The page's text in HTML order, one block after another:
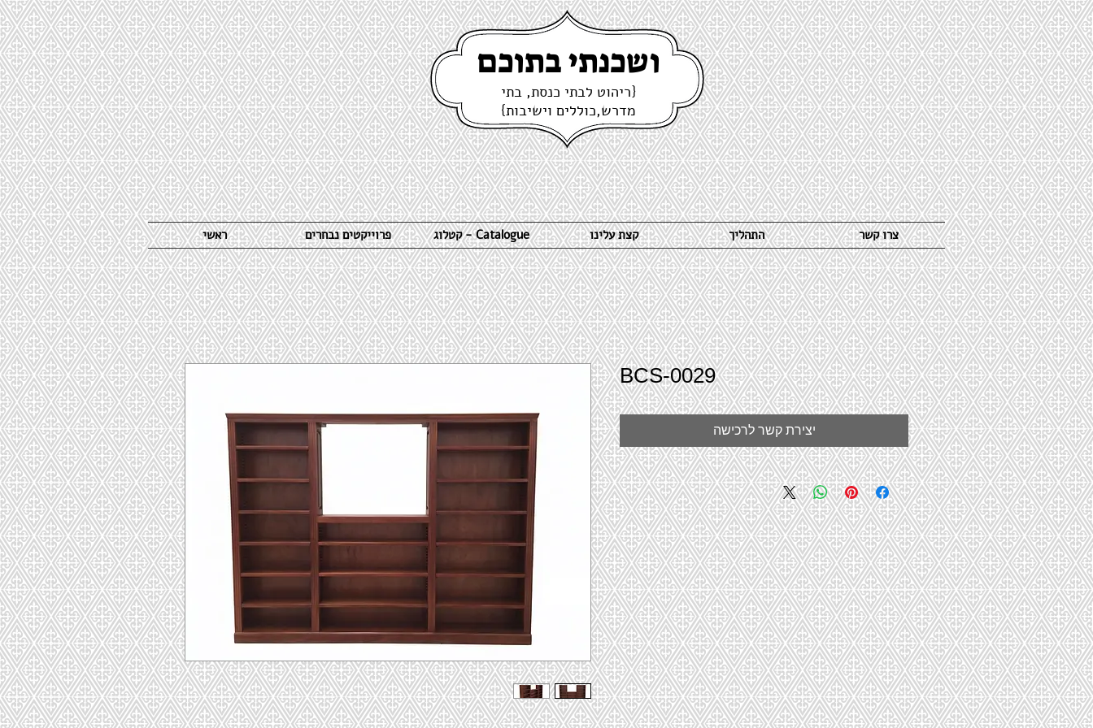
ושכנתי בתוכם
{ריהוט לבתי כנסת, בתי
מדרש,כוללים וישיבות}
ראשי פרוייקטים נבחרים קטלוג - Catalogue קצת עלינו התהליך צרו קשר
BCS-0029
יצירת קשר לרכישה